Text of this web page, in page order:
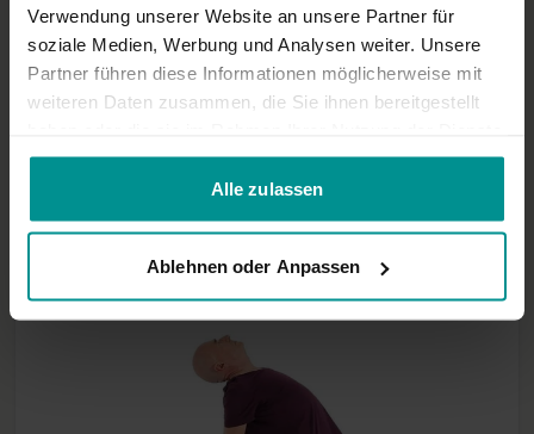
Verwendung unserer Website an unsere Partner für
soziale Medien, Werbung und Analysen weiter. Unsere
Partner führen diese Informationen möglicherweise mit
weiteren Daten zusammen, die Sie ihnen bereitgestellt
gesammelt haben.
Alle zulassen
Ablehnen oder Anpassen
Mittelstufe-Yogi | Anusara Yoga